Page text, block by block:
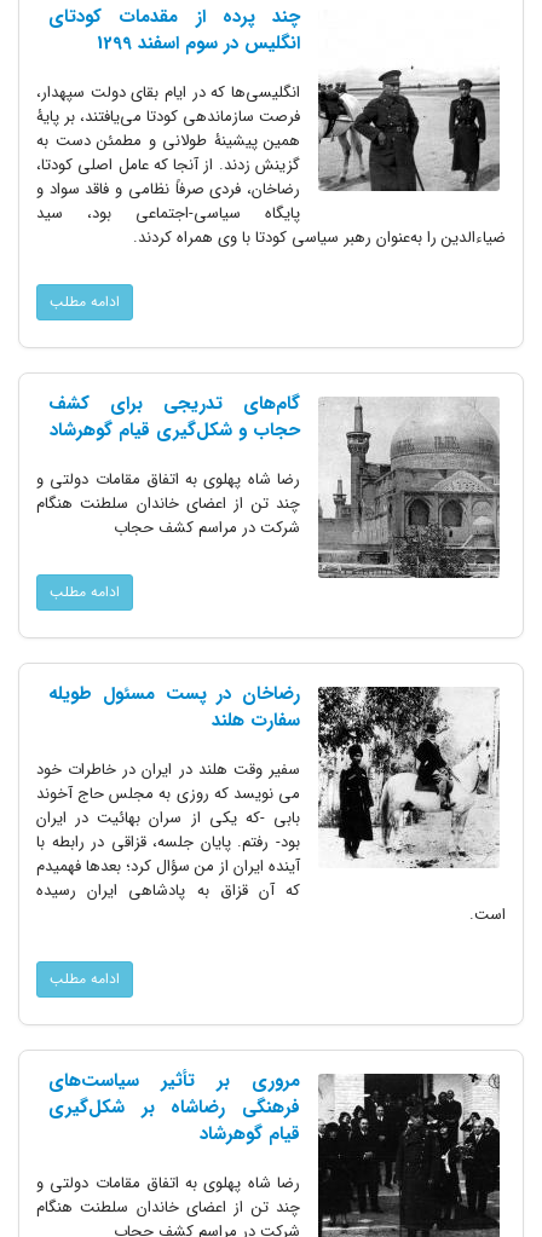
چند پرده از مقدمات کودتای
انگلیس در سوم اسفند 1299
انگلیسی‌ها که در ایام بقای دولت سپهدار،
فرصت سازماندهی کودتا می‌یافتند، بر پایۀ
همین پیشینۀ طولانی و مطمئن دست به
گزینش زدند. از آنجا که عامل اصلی کودتا،
رضاخان، فردی صرفاً نظامی و فاقد سواد و
پایگاه سیاسی-اجتماعی بود، سید
ضیاء‌الدین را به‌عنوان رهبر سیاسی کودتا با وی همراه کردند.
ادامه مطلب
گام‌های تدریجی برای کشف
حجاب و شکل‌گیری قیام گوهرشاد
رضا شاه پهلوی به اتفاق مقامات دولتی و
چند تن از اعضای خاندان سلطنت هنگام
شرکت در مراسم کشف حجاب
ادامه مطلب
رضاخان در پست مسئول طویله
سفارت هلند
سفیر وقت هلند در ایران در خاطرات خود
می نویسد که روزی به مجلس حاج آخوند
بابی -که یکی از سران بهائیت در ایران
بود- رفتم. پایان جلسه، قزاقی در رابطه با
آینده ایران از من سؤال کرد؛ بعدها فهمیدم
که آن قزاق به پادشاهی ایران رسیده
است.
ادامه مطلب
مروری بر تأثیر سیاست‌های
فرهنگی رضاشاه بر شکل‌گیری
قیام گوهرشاد
رضا شاه پهلوی به اتفاق مقامات دولتی و
چند تن از اعضای خاندان سلطنت هنگام
شرکت در مراسم کشف حجاب